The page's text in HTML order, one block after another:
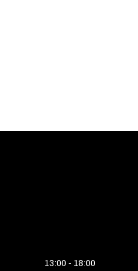
13:00 - 18:00